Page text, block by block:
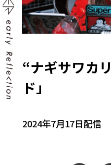
“ナギサワカ
ド」
2024年7月17日配信